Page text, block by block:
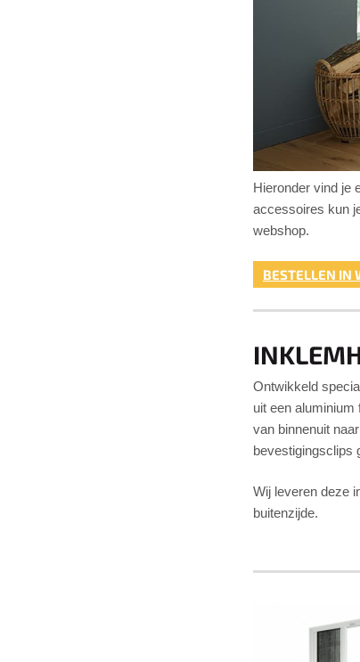
Hieronder vind je
accessoires kun
webshop.
BESTELLEN IN
Ontwikkeld
uit een
van binnenuit
bevestigingsclips
Wij leveren deze
buitenzijde.